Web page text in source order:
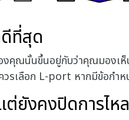
ที่สุด
งคุณนั้นขึ้นอยู่กับว่าคุณมองเ
รเลือก L-port หากมีข้อก
ยังคงปิดการไห